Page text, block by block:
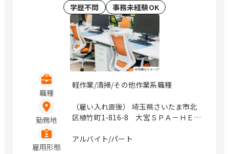
学歴不問
事務未経験OK
職種
軽作業/清掃/その他作業系職種
勤務地
（雇い入れ直後） 埼玉県さいたま市北
区植竹町1-816-8 大宮ＳＰＡ－ＨＥＲ
ートグレイス ウエディングコースト 東
雇用形態
アルバイト/パート